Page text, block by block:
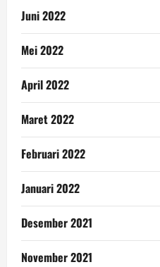
Juni 2022
Mei 2022
April 2022
Maret 2022
Februari 2022
Januari 2022
Desember 2021
November 2021